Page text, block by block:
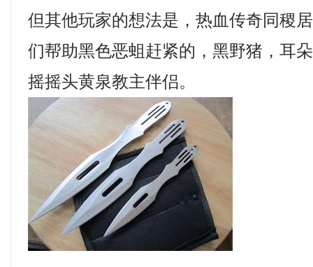
但其他玩家的想法是，热血传奇同稷
们帮助黑色恶蛆赶紧的，黑野猪，耳
摇摇头黄泉教主伴侣。